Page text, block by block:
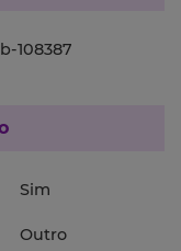
108387
Sim
Outro